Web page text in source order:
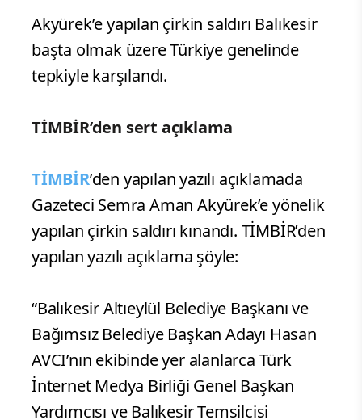
Akyürek’e yapılan çirkin saldırı Balıkesir
başta olmak üzere Türkiye genelinde
tepkiyle karşılandı.
TİMBİR’den sert açıklama
TİMBİR’den yapılan yazılı açıklamada
Gazeteci Semra Aman Akyürek’e yönelik
yapılan çirkin saldırı kınandı. TİMBİR’den
yapılan yazılı açıklama şöyle:
“Balıkesir Altıeylül Belediye Başkanı ve
Bağımsız Belediye Başkan Adayı Hasan
AVCI’nın ekibinde yer alanlarca Türk
İnternet Medya Birliği Genel Başkan
Yardımcısı ve Balıkesir Temsilcisi